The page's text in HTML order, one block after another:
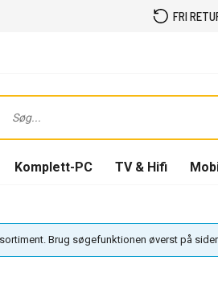
FRI
Komplett-PC TV & Hifi
Brug søgefunktionen øverst på